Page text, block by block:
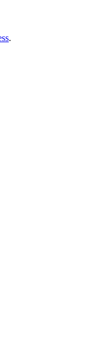
.